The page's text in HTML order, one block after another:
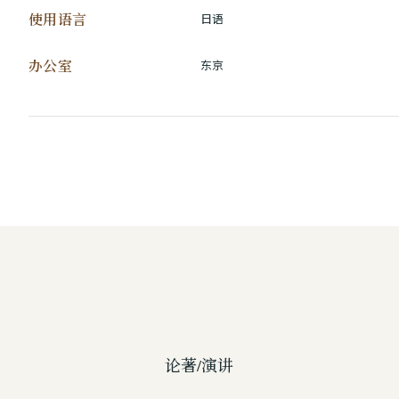
使用语言 日语
办公室 东京
论著/演讲